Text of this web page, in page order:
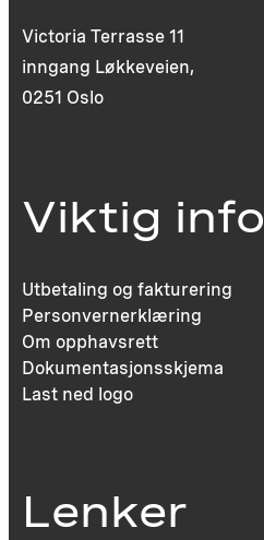
Victoria Terrasse 11
inngang Løkkeveien,
0251 Oslo
Viktig info
Utbetaling og fakturering
Personvernerklæring
Om opphavsrett
Dokumentasjonsskjema
Last ned logo
Lenker